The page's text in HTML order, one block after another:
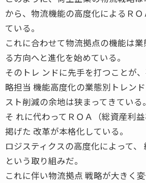
から、物流機能の高度化によるＲ
ている。
これに合わせて物流拠点の機能は
る方向へと進化を始めている。
そのトレ ンドに先手を打つことが
略担当 機能高度化の業態別トレン
スト削減の余地は狭まってきている。
そ れに代わってＲＯＡ（総資産利
掲げた 改革が本格化している。
ロジスティクスの高度化によって、
という取り組みだ。
これに伴い物流拠点 戦略が大きく